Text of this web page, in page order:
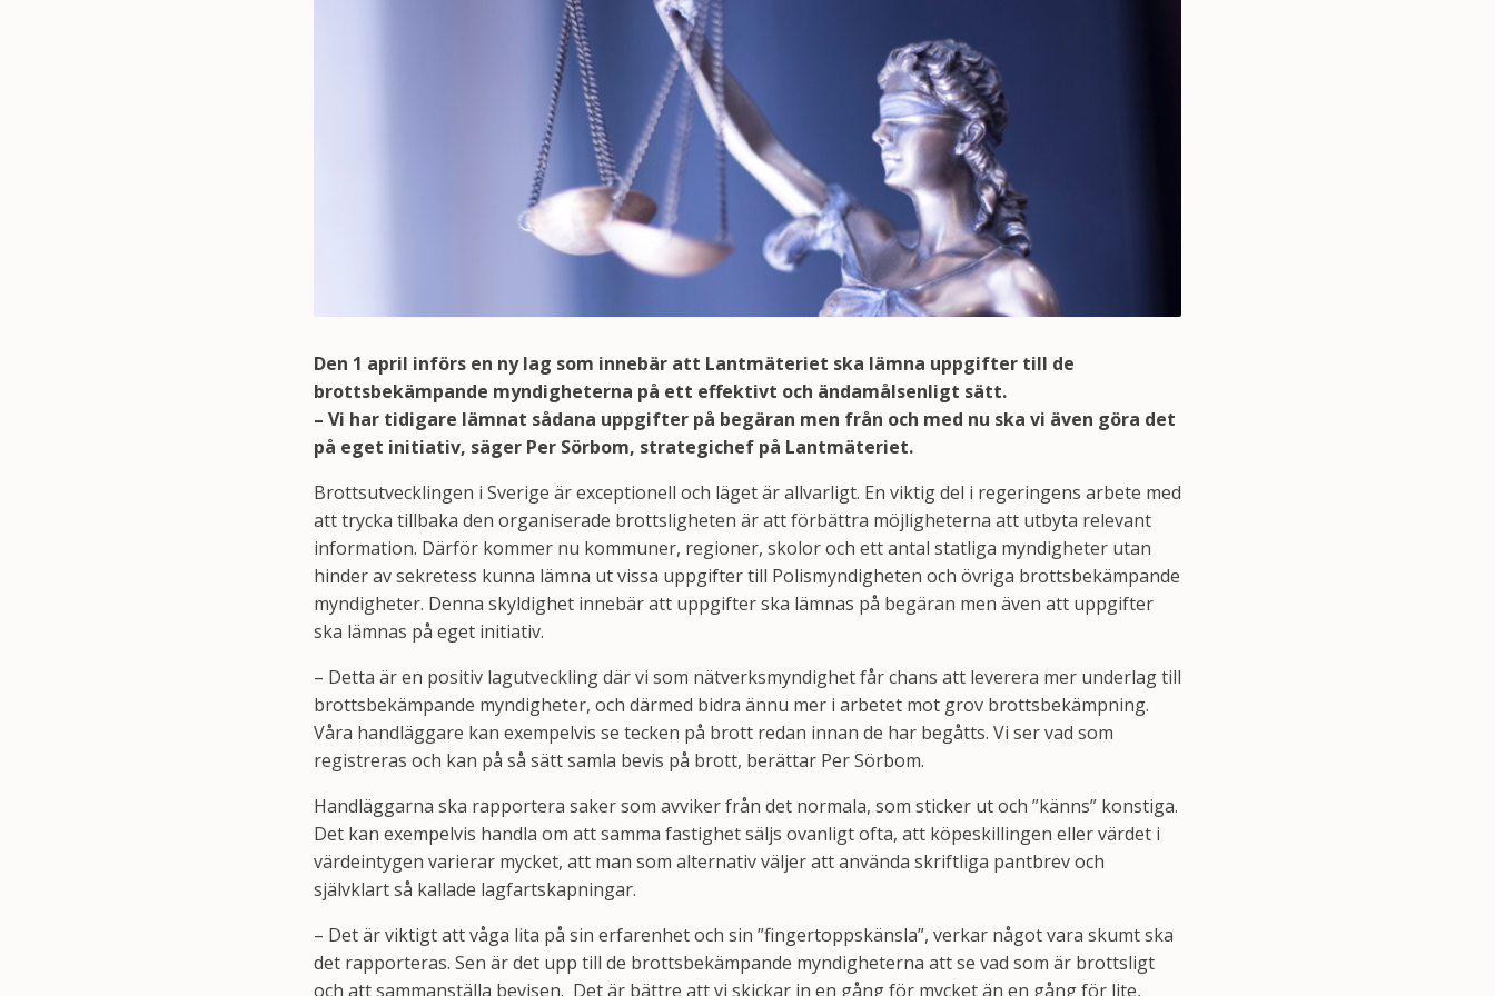
Den 1 april införs en ny lag som innebär att Lantmäteriet ska lämna uppgifter till de
brottsbekämpande myndigheterna på ett effektivt och ändamålsenligt sätt.
– Vi har tidigare lämnat sådana uppgifter på begäran men från och med nu ska vi även göra det
på eget initiativ, säger Per Sörbom, strategichef på Lantmäteriet.
Brottsutvecklingen i Sverige är exceptionell och läget är allvarligt. En viktig del i regeringens arbete med
att trycka tillbaka den organiserade brottsligheten är att förbättra möjligheterna att utbyta relevant
information. Därför kommer nu kommuner, regioner, skolor och ett antal statliga myndigheter utan
hinder av sekretess kunna lämna ut vissa uppgifter till Polismyndigheten och övriga brottsbekämpande
myndigheter. Denna skyldighet innebär att uppgifter ska lämnas på begäran men även att uppgifter
ska lämnas på eget initiativ.
– Detta är en positiv lagutveckling där vi som nätverksmyndighet får chans att leverera mer underlag till
brottsbekämpande myndigheter, och därmed bidra ännu mer i arbetet mot grov brottsbekämpning.
Våra handläggare kan exempelvis se tecken på brott redan innan de har begåtts. Vi ser vad som
registreras och kan på så sätt samla bevis på brott, berättar Per Sörbom.
Handläggarna ska rapportera saker som avviker från det normala, som sticker ut och ”känns” konstiga.
Det kan exempelvis handla om att samma fastighet säljs ovanligt ofta, att köpeskillingen eller värdet i
värdeintygen varierar mycket, att man som alternativ väljer att använda skriftliga pantbrev och
självklart så kallade lagfartskapningar.
– Det är viktigt att våga lita på sin erfarenhet och sin ”fingertoppskänsla”, verkar något vara skumt ska
det rapporteras. Sen är det upp till de brottsbekämpande myndigheterna att se vad som är brottsligt
och att sammanställa bevisen. Det är bättre att vi skickar in en gång för mycket än en gång för lite,